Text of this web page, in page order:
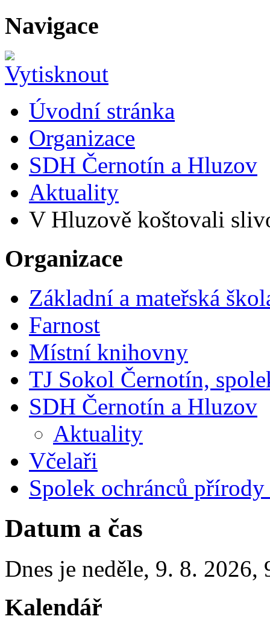
Navigace
Úvodní stránka
Organizace
SDH Černotín a Hluzov
Aktuality
V Hluzově koštovali
Organizace
Základní a mateřská
Farnost
Místní knihovny
TJ Sokol Černotín,
SDH Černotín a Hluzov
Aktuality
Včelaři
Spolek ochránců
Datum a čas
Dnes je neděle, 9. 8. 2026,
Kalendář